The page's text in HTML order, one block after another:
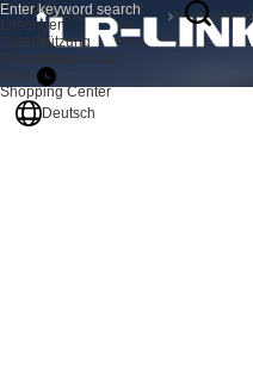
Produkte
Lösungen
Unterstützung
Resources
Über uns
Shopping Center
Deutsch
Startseite Über
uns
Nachrichten
Neuer Benchmark bei POE-
Network Card